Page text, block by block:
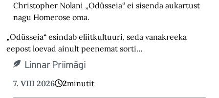
Christopher Nolani „Odüsseia“ ei sisenda aukartust
nagu Homerose oma.‎
„Odüsseia“ esindab eliitkultuuri, seda vanakreeka
eepost loevad ainult peenemat sorti…
Linnar Priimägi
7. VIII 2026 2minutit